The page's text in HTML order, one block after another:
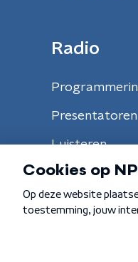
Radio
Presentatoren
Luisteren
Algemene